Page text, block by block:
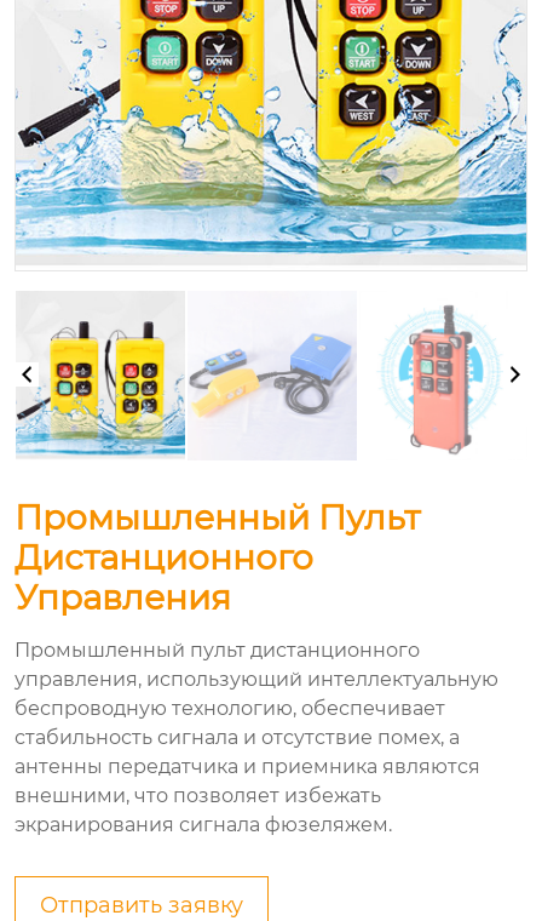
Промышленный Пульт
Дистанционного
Управления
Промышленный пульт дистанционного
управления, использующий интеллектуальную
беспроводную технологию, обеспечивает
стабильность сигнала и отсутствие помех, а
антенны передатчика и приемника являются
внешними, что позволяет избежать
экранирования сигнала фюзеляжем.
Отправить заявку